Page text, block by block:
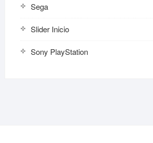
Sega
Slider Inicio
Sony PlayStation